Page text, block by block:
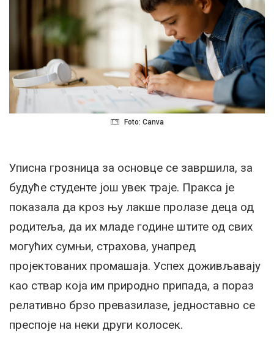
Foto: Canva
Уписна грозница за основце се завршила, за
будуће студенте још увек траје. Пракса је
показала да кроз њу лакше пролазе деца од
родитеља, да их младе године штите од свих
могућих сумњи, страхова, унапред
пројектованих промашаја. Успех доживљавају
као ствар која им природно припада, а пораз
релативно брзо превазилазе, једноставно се
преспоје на неки други колосек.